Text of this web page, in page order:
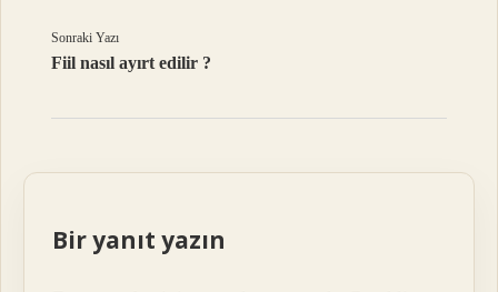
Sonraki Yazı
Fiil nasıl ayırt edilir ?
Bir yanıt yazın